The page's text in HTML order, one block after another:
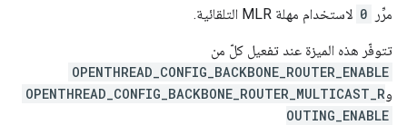
مرِّر 0 لاستخدام مهلة MLR التلقائية.
تتوفّر هذه الميزة عند تفعيل كلّ من
OPENTHREAD_CONFIG_BACKBONE_ROUTER_ENABLE
وOPENTHREAD_CONFIG_BACKBONE_ROUTER_MULTICAST_R
OUTING_ENABLE